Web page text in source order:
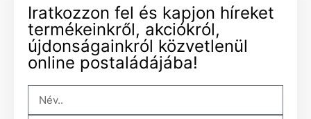
Iratkozzon fel és kapjon híreket
termékeinkről, akciókról,
újdonságainkról közvetlenül
online postaládájába!